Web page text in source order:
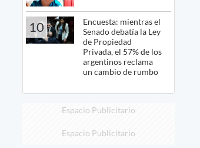
10
Encuesta: mientras el
Senado debatía la Ley
de Propiedad
Privada, el 57% de los
argentinos reclama
un cambio de rumbo
Espacio Publicitario
Espacio Publicitario